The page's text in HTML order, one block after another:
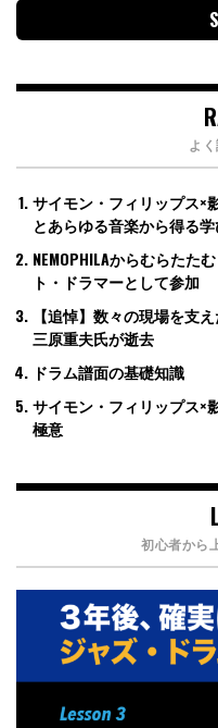
よ
サイモン・フィリップス×
とあらゆる音楽から得る
NEMOPHILAからむらたた
ト・ドラマーとして参加
【追悼】数々の現場を支
三原重夫氏が逝去
ドラム譜面の基礎知識
サイモン・フィリップス×
極意
初心者から